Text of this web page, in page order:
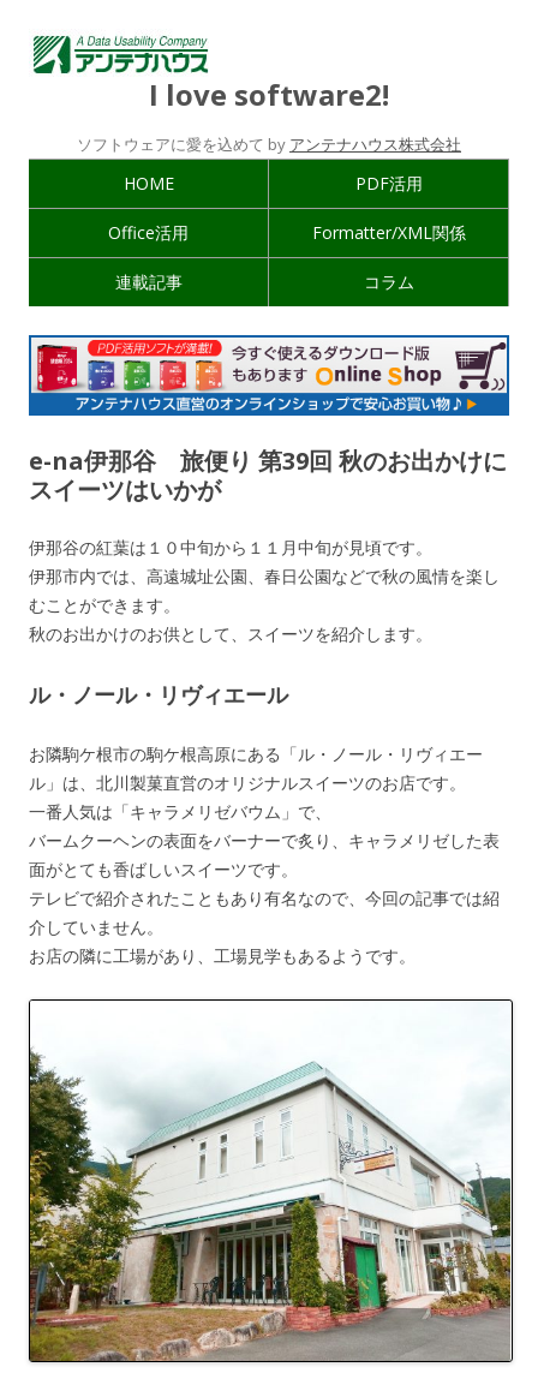
I love software2!
ソフトウェアに愛を込めて by アンテナハウス株式会社
HOME PDF活用
Office活用 Formatter/XML関係
連載記事 コラム
e-na伊那谷 旅便り 第39回 秋のお出かけに
スイーツはいかが
伊那谷の紅葉は１０中旬から１１月中旬が見頃です。
伊那市内では、高遠城址公園、春日公園などで秋の風情を楽し
むことができます。
秋のお出かけのお供として、スイーツを紹介します。
ル・ノール・リヴィエール
お隣駒ケ根市の駒ケ根高原にある「ル・ノール・リヴィエー
ル」は、北川製菓直営のオリジナルスイーツのお店です。
一番人気は「キャラメリゼバウム」で、
バームクーヘンの表面をバーナーで炙り、キャラメリゼした表
面がとても香ばしいスイーツです。
テレビで紹介されたこともあり有名なので、今回の記事では紹
介していません。
お店の隣に工場があり、工場見学もあるようです。